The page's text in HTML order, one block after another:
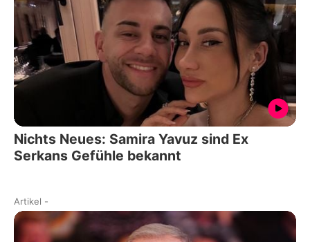
Nichts Neues: Samira Yavuz sind Ex
Serkans Gefühle bekannt
Artikel -